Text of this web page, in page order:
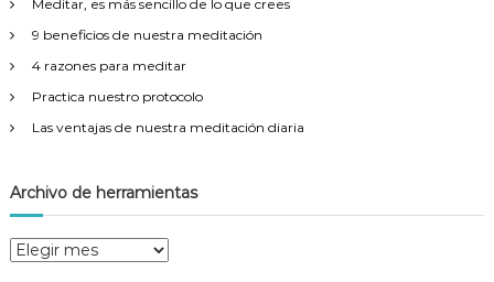
:
Meditar, es más sencillo de lo que crees
9 beneficios de nuestra meditación
4 razones para meditar
Practica nuestro protocolo
Las ventajas de nuestra meditación diaria
Archivo de herramientas
A